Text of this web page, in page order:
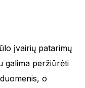
įvairių patarimų
galima peržiūrėti
o